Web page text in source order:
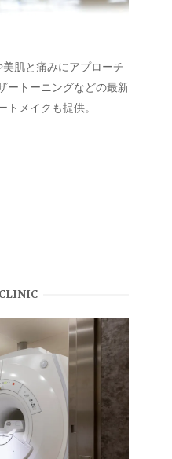
肌と痛みにアプローチ
ートーニングなどの最新
メイクも提供。